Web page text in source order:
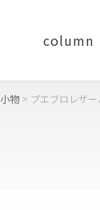
column
小物 プエブロレザー